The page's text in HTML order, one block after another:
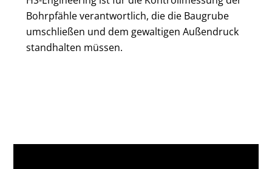
Bohrpfähle verantwortlich, die die Baugrube
umschließen und dem gewaltigen Außendruck
standhalten müssen.